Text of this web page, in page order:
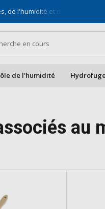
de l'humidité et des toits
de l'humidité Hydrofuge
au